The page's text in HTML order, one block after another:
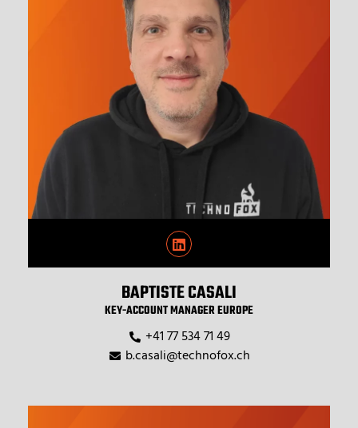
BAPTISTE CASALI
KEY-ACCOUNT MANAGER EUROPE
+41 77 534 71 49
b.casali@technofox.ch